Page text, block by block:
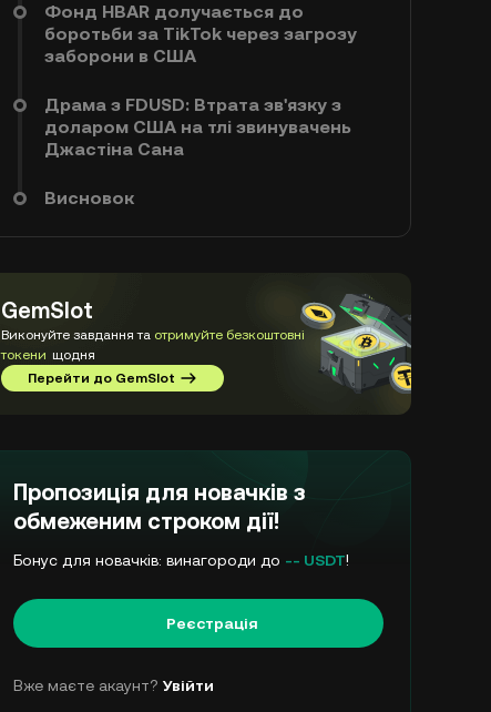
Фонд HBAR долучається до
боротьби за TikTok через загрозу
заборони в США
Драма з FDUSD: Втрата зв'язку з
доларом США на тлі звинувачень
Джастіна Сана
Висновок
GemSlot
Виконуйте завдання та отримуйте безкоштовні
токени щодня
Перейти до GemSlot
Пропозиція для новачків з
обмеженим строком дії!
Бонус для новачків: винагороди до -- USDT!
Реєстрація
Вже маєте акаунт? Увійти